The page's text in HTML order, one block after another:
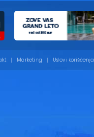
Marketing Uslovi korišćenja